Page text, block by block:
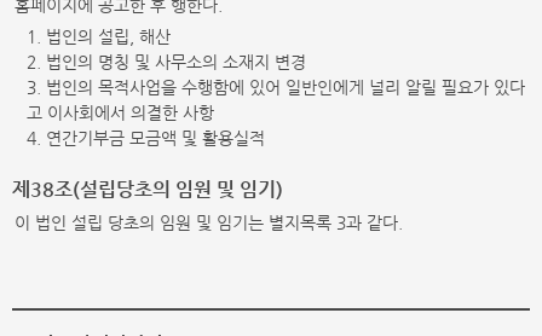
홈페이지에 공고한 후 행한다.
1. 법인의 설립, 해산
2. 법인의 명칭 및 사무소의 소재지 변경
3. 법인의 목적사업을 수행함에 있어 일반인에게 널리 알릴 필요가 있다
고 이사회에서 의결한 사항
4. 연간기부금 모금액 및 활용실적
제38조(설립당초의 임원 및 임기)
이 법인 설립 당초의 임원 및 임기는 별지목록 3과 같다.